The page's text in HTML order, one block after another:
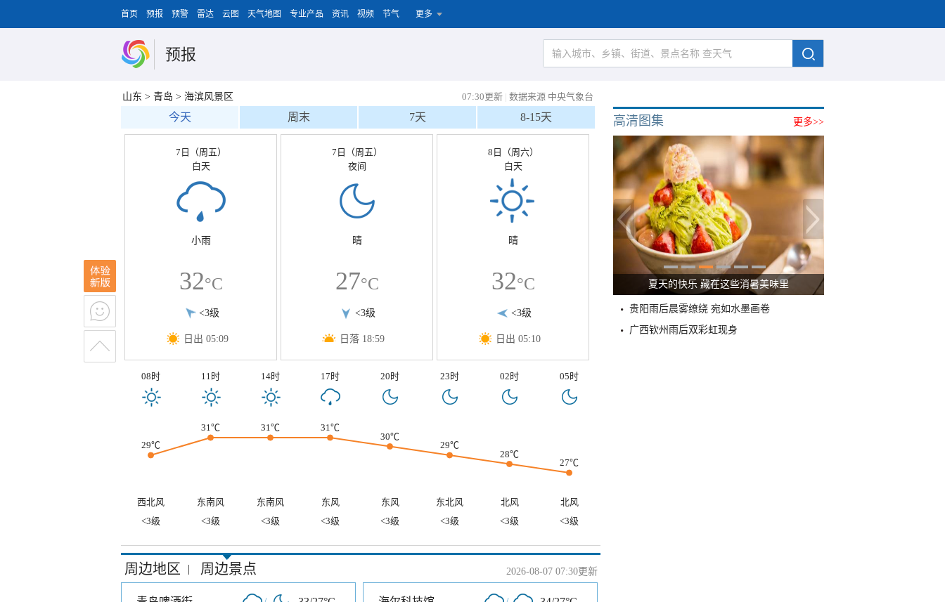
首页 预报 预警 雷达 云图 天气地图 专业产品 资讯 视频 节气 更多
预报
山东 > 青岛 > 海滨风景区 07:30更新 | 数据来源 中央气象台
今天 周末 7天 8-15天
7日（周五）
白天
小雨
32°C
<3级
日出 05:09
7日（周五）
夜间
晴
27°C
<3级
日落 18:59
8日（周六）
白天
晴
32°C
<3级
日出 05:10
08时 11时 14时 17时 20时 23时 02时 05时
29℃
31℃ 31℃
31℃
30℃
29℃
28℃
27℃
西北风 东南风 东南风 东风 东风 东北风 北风
北风
<3级
<3级 <3级 <3级 <3级 <3级 <3级 <3级
周边地区 | 周边景点 2026-08-07 07:30更新
更多>>
高清图集
夏天的快乐 藏在这些消暑美味里
贵阳雨后晨雾缭绕 宛如水墨画卷
广西钦州雨后双彩虹现身